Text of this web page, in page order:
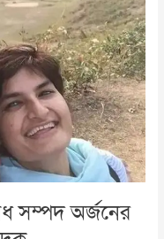
সম্পদ অর্জনের